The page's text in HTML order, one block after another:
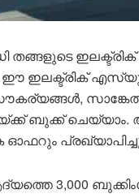
ഈ ഇലക്ട്രിക്
ബുക്ക് ചെയ്യാം.
ഓഫറും
3,000